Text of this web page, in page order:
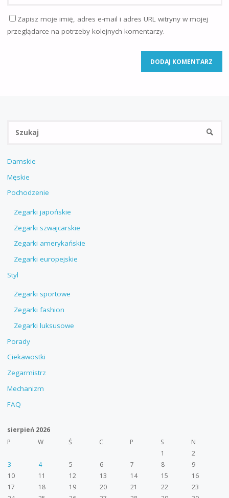
Zapisz moje imię, adres e-mail i adres URL witryny w mojej
przeglądarce na potrzeby kolejnych komentarzy.
Damskie
Męskie
Pochodzenie
Zegarki japońskie
Zegarki szwajcarskie
Zegarki amerykańskie
Zegarki europejskie
Styl
Zegarki sportowe
Zegarki fashion
Zegarki luksusowe
Porady
Ciekawostki
Zegarmistrz
Mechanizm
FAQ
sierpień 2026
P
W Ś C P S
N
1
2
3
4 5 6 7 8
9
10
11 12 13 14 15
16
17
18 19 20 21 22
23